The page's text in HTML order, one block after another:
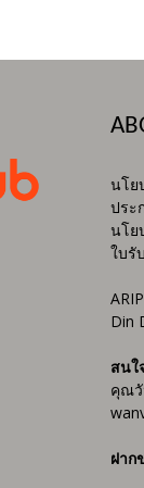
นโย
ประ
นโย
ใบรั
Din
สนใ
คุณวั
ฝาก